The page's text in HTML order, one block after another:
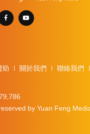
助 關於我們 聯絡我們
by Yuan Feng